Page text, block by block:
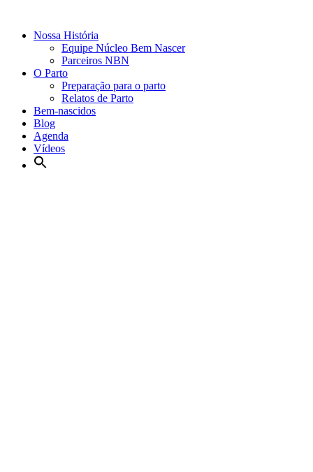
Nossa História
Equipe Núcleo Bem Nascer
Parceiros NBN
O Parto
Preparação para o parto
Relatos de Parto
Bem-nascidos
Blog
Agenda
Vídeos